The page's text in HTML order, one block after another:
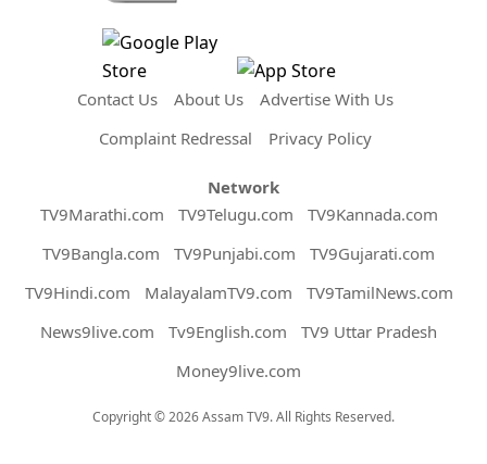
Contact Us About Us
Advertise With Us
Complaint Redressal
Privacy Policy
Network
TV9Marathi.com
TV9Telugu.com
TV9Kannada.com
TV9Bangla.com
TV9Punjabi.com
TV9Gujarati.com
TV9Hindi.com
MalayalamTV9.com
TV9TamilNews.com
News9live.com
Tv9English.com
TV9 Uttar Pradesh
Money9live.com
Copyright © 2026 Assam TV9. All Rights Reserved.